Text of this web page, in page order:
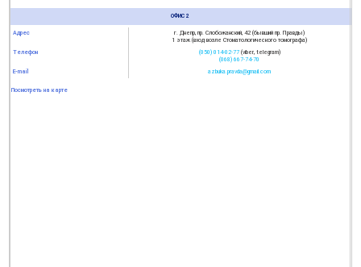
ОФИС 2
Адрес
г. Днепр, пр. Слобожанский, 42 (бывший пр. Правды)
1 этаж (вход возле Стоматологического томографа)
Телефон
(050) 014-02-77(viber, telegram)
(068) 667-74-70
E-mail
azbuka.pravda@gmail.com
Посмотреть на карте